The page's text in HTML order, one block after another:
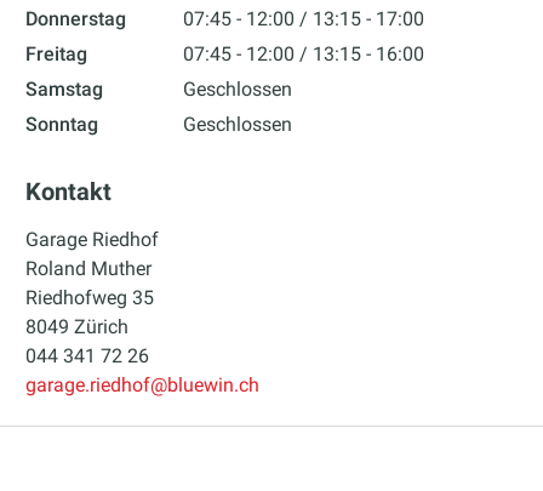
Donnerstag
07:45 - 12:00
13:15 - 17:00
Freitag
07:45 - 12:00
13:15 - 16:00
Samstag
Geschlossen
Sonntag
Geschlossen
Kontakt
Garage Riedhof
Roland Muther
Riedhofweg 35
8049 Zürich
044 341 72 26
garage.riedhof@bluewin.ch